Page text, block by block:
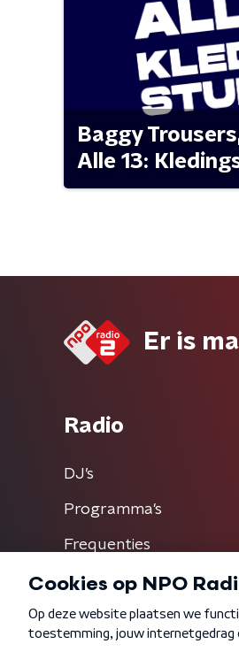
Baggy
Alle 13:
Er is
Radio
DJ’s
Programma's
Frequenties
Algemene voorwaarden